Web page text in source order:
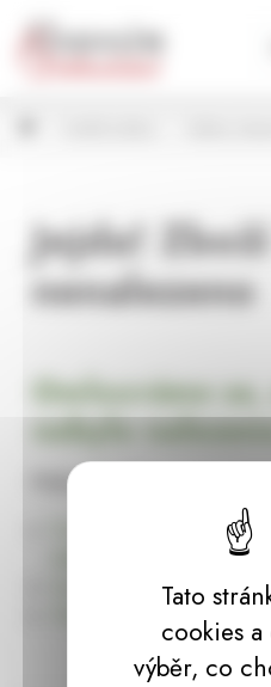
Jejda! Zboží
nenalezeno
Omlouváme
nebylo
Pokračujte na
Úvodní stránku
dárky | HARASIM.info
Panel pro správu cookies
Tato
cookies
výběr, co